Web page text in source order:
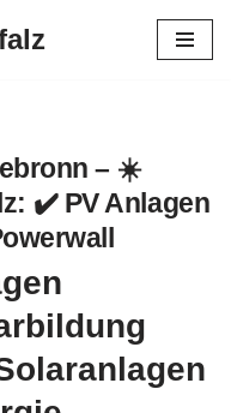
– ☀️
✔️ PV Anlagen